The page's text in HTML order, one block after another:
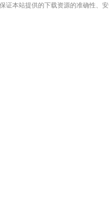
证本站提供的下载资源的准确性、